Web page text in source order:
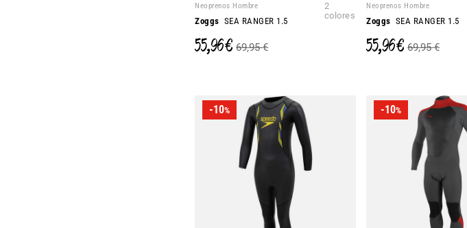
Neoprenos Hombre
Zoggs SEA RANGER 1.5
2
colores
55,96 € 69,95 €
Neoprenos Hombre
Zoggs SEA RANGER 1.5
55,96 € 69,95 €
-10% -10%